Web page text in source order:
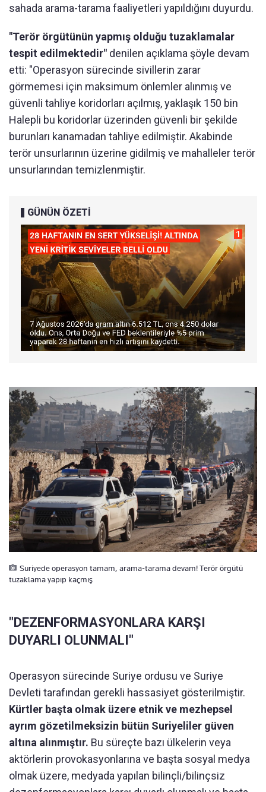
sahada arama-tarama faaliyetleri yapıldığını duyurdu.
"Terör örgütünün yapmış olduğu tuzaklamalar
tespit edilmektedir" denilen açıklama şöyle devam
etti: "Operasyon sürecinde sivillerin zarar
görmemesi için maksimum önlemler alınmış ve
güvenli tahliye koridorları açılmış, yaklaşık 150 bin
Halepli bu koridorlar üzerinden güvenli bir şekilde
burunları kanamadan tahliye edilmiştir. Akabinde
terör unsurlarının üzerine gidilmiş ve mahalleler terör
unsurlarından temizlenmiştir.
GÜNÜN ÖZETİ
Suriyede operasyon tamam, arama-tarama devam! Terör örgütü
tuzaklama yapıp kaçmış
"DEZENFORMASYONLARA KARŞI
DUYARLI OLUNMALI"
Operasyon sürecinde Suriye ordusu ve Suriye
Devleti tarafından gerekli hassasiyet gösterilmiştir.
Kürtler başta olmak üzere etnik ve mezhepsel
ayrım gözetilmeksizin bütün Suriyeliler güven
altına alınmıştır. Bu süreçte bazı ülkelerin veya
aktörlerin provokasyonlarına ve başta sosyal medya
olmak üzere, medyada yapılan bilinçli/bilinçsiz